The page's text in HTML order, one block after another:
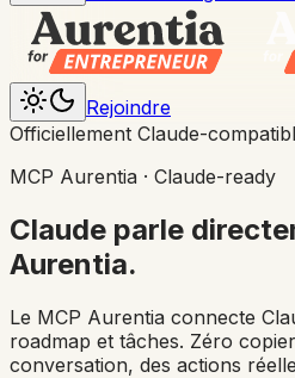
Rejoindre
Officiellement Claude-
MCP Aurentia · Claude-ready
Claude parle
Aurentia.
Le MCP Aurentia connecte
roadmap et tâches. Zéro
conversation, des actions